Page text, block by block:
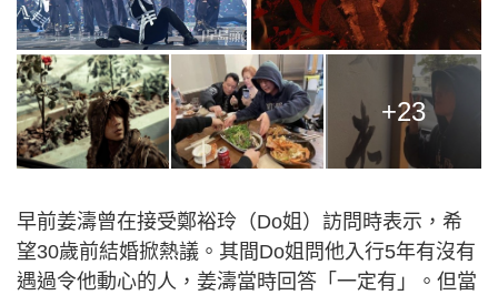
+23
早前姜濤曾在接受鄭裕玲（Do姐）訪問時表示，希
望30歲前結婚掀熱議。其間Do姐問他入行5年有沒有
遇過令他動心的人，姜濤當時回答「一定有」。但當